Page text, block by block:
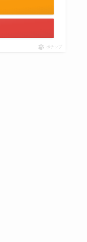
ポチップ